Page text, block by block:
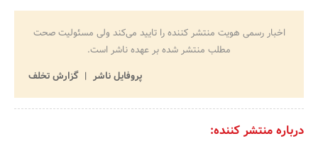
اخبار رسمی هویت منتشر کننده را تایید می‌کند ولی مسئولیت صحت
مطلب منتشر شده بر عهده ناشر است.
پروفایل ناشر
گزارش تخلف
درباره منتشر کننده: